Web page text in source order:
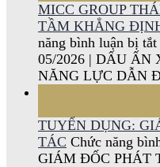
MICC GROUP
TẦM KHẲNG
năng bình luận bị tắt
05/2026 | DẤU
NĂNG LỰC DẪN
TUYỂN DỤNG:
TÁC Chức năng
GIÁM ĐỐC PHÁT